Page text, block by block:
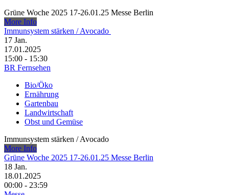
Grüne Woche 2025 17-26.01.25 Messe Berlin
More Info
Immunsystem stärken /​ Avocado
17 Jan.
17.01.2025
15:00 - 15:30
BR Fernsehen
Bio/Öko
Ernährung
Gartenbau
Landwirtschaft
Obst und Gemüse
Immunsystem stärken /​ Avocado
More Info
Grüne Woche 2025 17-26.01.25 Messe Berlin
18 Jan.
18.01.2025
00:00 - 23:59